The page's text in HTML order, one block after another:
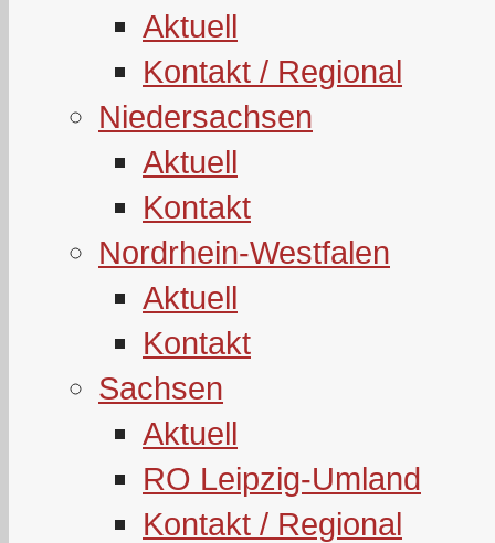
Aktuell
Kontakt / Regional
Niedersachsen
Aktuell
Kontakt
Nordrhein-Westfalen
Aktuell
Kontakt
Sachsen
Aktuell
RO Leipzig-Umland
Kontakt / Regional